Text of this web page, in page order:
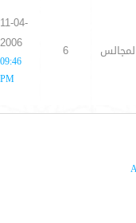
6
11-04-
2006
09:46
PM